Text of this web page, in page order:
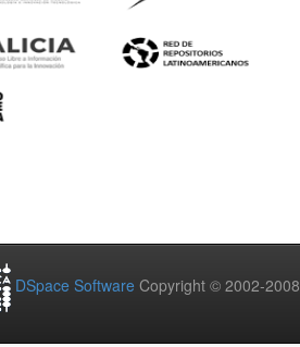
DSpace Software Copyright © 2002-2008